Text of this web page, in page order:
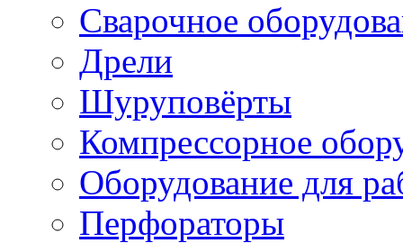
Сварочное
Дрели
Шуруповёрты
Компрессорное
Оборудование для
Перфораторы